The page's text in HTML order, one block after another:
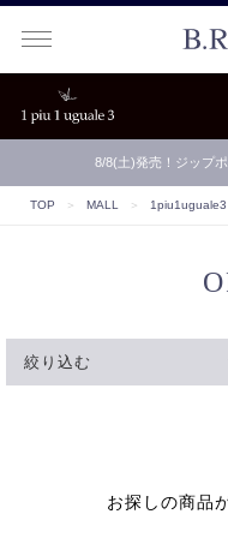
8/8(土)発売！ジップ
TOP ＞ MALL ＞ 1piu1uguale3
絞り込む
お探しの商品